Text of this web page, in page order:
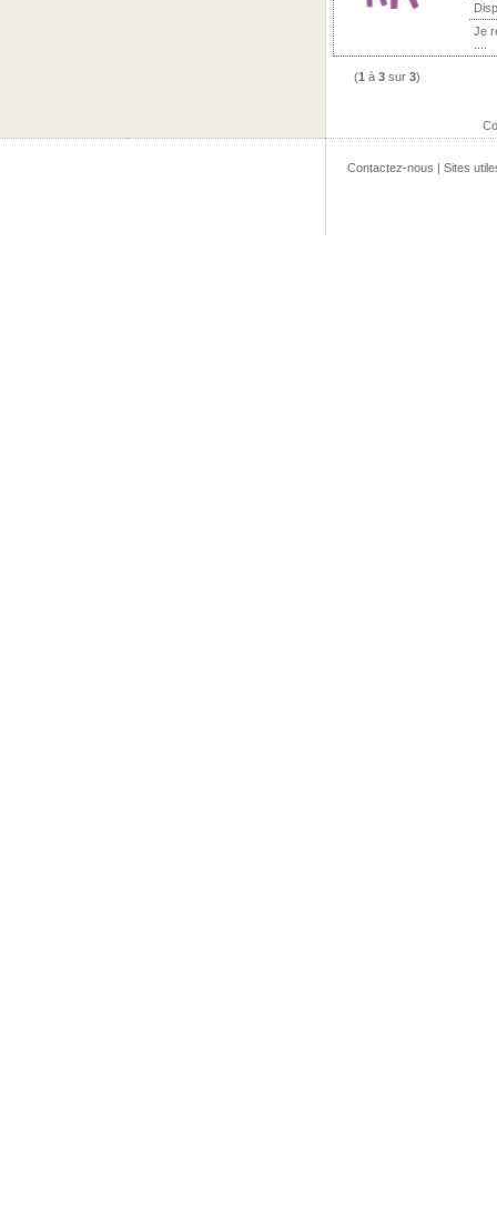
Je
(1 à 3 sur 3)
Contactez-nous | Sites